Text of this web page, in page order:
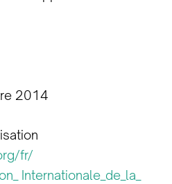
2014
fr/
Internationale_de_la_